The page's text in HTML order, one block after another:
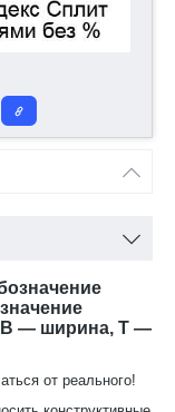
B — ширина, T —
от реального!